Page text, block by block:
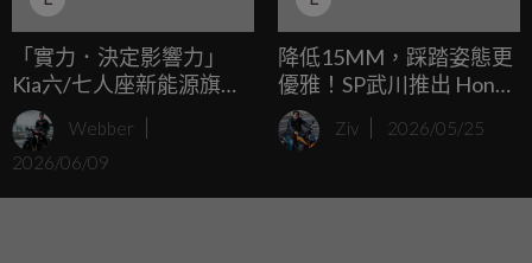
「實力．決定影響力」
Kia六/七人座新能源旗艦
LSUV The new Sorento全
新年式到港，油電動力
159.9萬元起*，本周末
6/13-14全台Kia展示中心
Webber
2026/06/09
降低15MM，踩踏姿態更
優雅！SP武川推出 Honda
CT125 Hunter Cub 專用
降座高復古坐墊
Ziv 2026/05/25